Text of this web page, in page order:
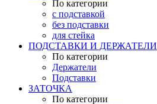
По категории
с подставкой
без подставки
для стейка
ПОДСТАВКИ И ДЕРЖАТЕЛИ
По категории
Держатели
Подставки
ЗАТОЧКА
По категории